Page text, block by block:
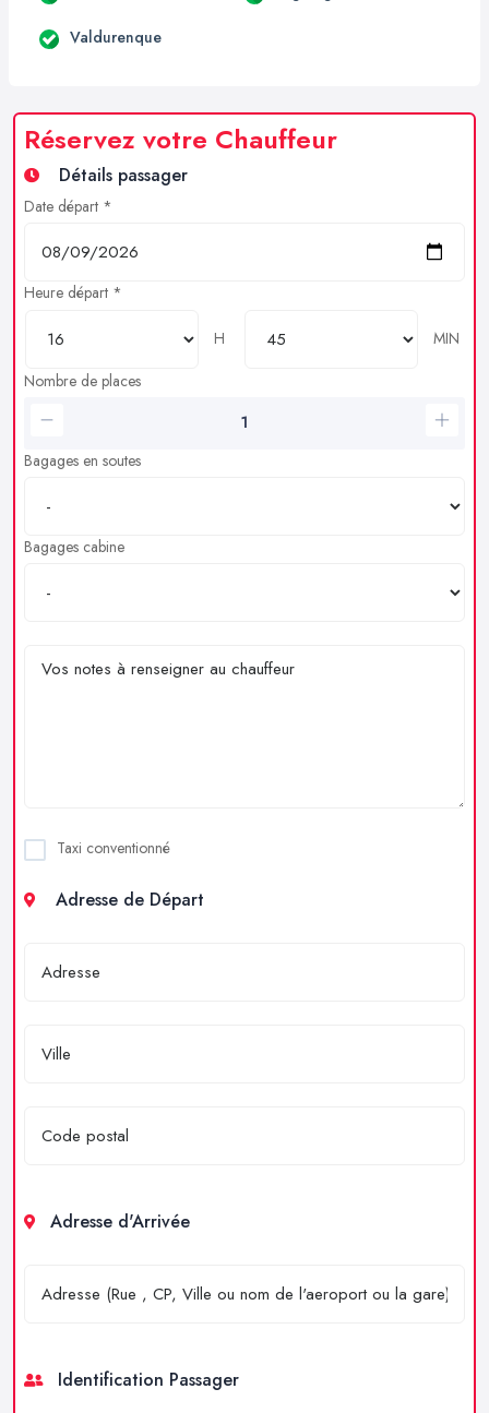
Valdurenque
Réservez votre Chauffeur
Détails passager
Date départ *
Heure départ *
H
MIN
Nombre de places
Bagages en soutes
Bagages cabine
Taxi conventionné
Adresse de Départ
Adresse d'Arrivée
Identification Passager